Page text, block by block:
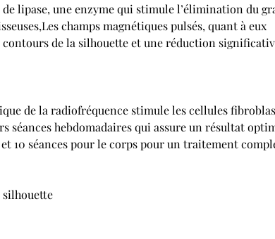
lipase, une enzyme qui stimule l’élimination du
champs magnétiques pulsés, quant à eux
de la silhouette et une réduction
de la radiofréquence stimule les cellules
séances hebdomadaires qui assure un résultat
10 séances pour le corps pour un traitement
silhouette